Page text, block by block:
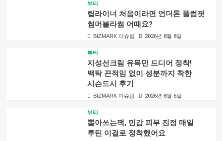
뷰티
립라이너 처음이라면 언더톤 플럼핏
썸머블라썸 어때요?
BIZMARK 이슈팀 2026년 8월 8일
뷰티
지성선크림 유목민 드디어 정착!
백탁 끈적임 없이 성분까지 착한
시슨드시 후기
BIZMARK 이슈팀 2026년 8월 6일
뷰티
뽑아쓰는팩, 민감 피부 진정 매일
루틴 이걸로 정착했어요